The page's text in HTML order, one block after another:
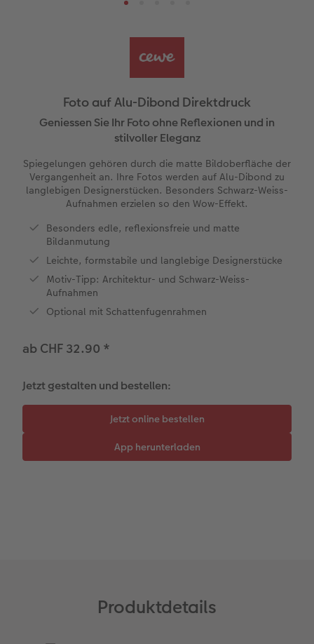
Personalisierter Schuber
CEWE FOTOBUCH Kids
Einband mit Leder und Leinen
Erste Schritte
Bestellwege
Webinare
Kundenbeispiele
Coffeetable Book «Art Collection»
Zubehör
Nature Prints
Fotosets
Fotosticker
Sofortfotos
Passfotos
Zubehör
Photo Streetmap Poster
hexxas
Acrylglas
Alu Dibond
Foto auf Holz
Gallery Print
Hartschaum
Wandgestaltung
Zubehör
Weitere Anlässe
Fotokarten
Postkarten
Einzelkarten im Direktversand
Haustiere
Faber-Castell
Art Prints
Foto-Geschenkbox
Geschenkidee
CEWE Geschenkgutschein
Neuheiten
Silikonhüllen
Lederhüllen
Holzhülle
Handykette
Mit Design
Wandkalender mit Design
Wandkalender A4 Panorama
Wandkalender A3
Tischkalender Quadratisch
Zubehör
Sofortgrusskarten
Sofortcollagen
Mehrteilige Sofortfotos
Biometrische Passfotos
Filiale finden
Zum Geburtstag
Geschenke zum Abschied
Fotogeschenke zum Osterfest
für Brautpaare
für den JGA
Fotowettbewerbe
Kundengeschichten
App
Foto auf Alu-Dibond Direktdruck
Geniessen Sie Ihr Foto ohne Reflexionen und in
stilvoller Eleganz
Spiegelungen gehören durch die matte Bildoberfläche der
Vergangenheit an. Ihre Fotos werden auf Alu-Dibond zu
langlebigen Designerstücken. Besonders Schwarz-Weiss-
Aufnahmen erzielen so den Wow-Effekt.
Besonders edle, reflexionsfreie und matte
Bildanmutung
Leichte, formstabile und langlebige Designerstücke
Motiv-Tipp: Architektur- und Schwarz-Weiss-
Aufnahmen
Optional mit Schattenfugenrahmen
ab CHF 32.90 *
Jetzt gestalten und bestellen:
Produktdetails